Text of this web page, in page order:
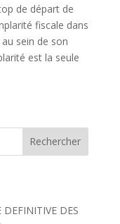
de départ de
fiscale dans
sein de son
est la seule
Rechercher
DES